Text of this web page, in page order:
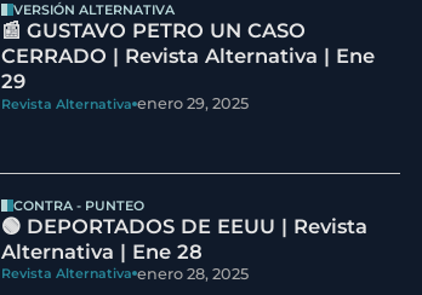
VERSIÓN ALTERNATIVA
📰 GUSTAVO PETRO UN CASO
CERRADO | Revista Alternativa | Ene
29
Revista Alternativa enero 29, 2025
CONTRA - PUNTEO
🟢 DEPORTADOS DE EEUU | Revista
Alternativa | Ene 28
Revista Alternativa enero 28, 2025